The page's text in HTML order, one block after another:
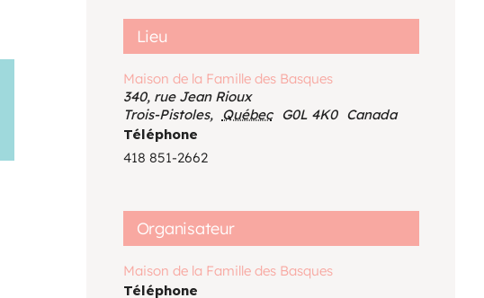
Lieu
Maison de la Famille des Basques
340, rue Jean Rioux
Trois-Pistoles, Québec G0L 4K0 Canada
Téléphone
418 851-2662
Organisateur
Maison de la Famille des Basques
Téléphone